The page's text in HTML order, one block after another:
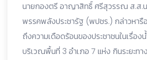
นายกองตรี อาญาสิทธิ์ ศรีสุวรรณ ส.ส.น
พรรคพลังประชารัฐ (พปชร.) กล่าวหารื
ถึงความเดือดร้อนของประชาชนในเรื่อง
บริเวณพื้นที่ 3 อำเภอ 7 แห่ง กินระยะทา